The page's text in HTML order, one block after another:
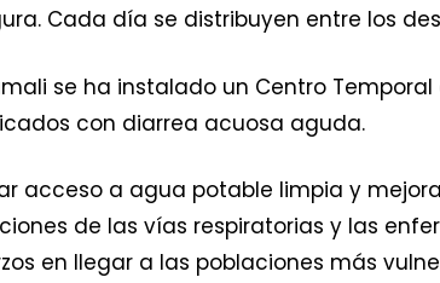
Cada día se distribuyen entre los
se ha instalado un Centro
con diarrea acuosa aguda.
acceso a agua potable limpia y
de las vías respiratorias y las
en llegar a las poblaciones más